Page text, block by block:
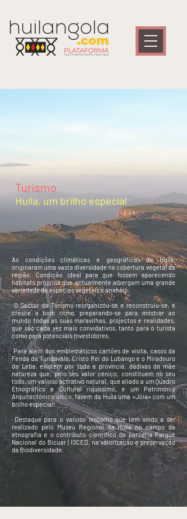
Turismo
Huíla, um brilho especial
As condições climáticas e geográficas da Huíla,
originaram uma vasta diversidade na cobertura vegetal da
região. Condição ideal para que fossem aparecendo
habitats próprios que actualmente albergam uma grande
variedade de espécies vegetais e animais.
O Sector do Turismo reorganizou-se e reconstruiu-se, e
cresce a bom ritmo, preparando-se para mostrar ao
mundo todas as suas maravilhas, projectos e realidades,
que são cada vez mais convidativos, tanto para o turista
como para potenciais investidores.
Para além dos emblemáticos cartões de visita, casos da
Fenda da Tundavala, Cristo Rei do Lubango e o Miradouro
da Leba, existem por toda a província, dádivas da mãe
natureza que, pelo seu valor cénico, constituem no seu
todo, um valioso actrativo natural, que aliado a um Quadro
Etnográfico e Cultural riquíssimo, e um Património
Arquitectónico único, fazem da Huíla uma «Jóia» com um
brilho especial!
Destaque para o valioso trabalho que tem vindo a ser
realizado pelo Museu Regional da Huíla no campo da
etnografia e o contributo cientifico da parceria Parque
Nacional do Bicuar | ISCED, na valorização e preservação
da Biodiversidade.